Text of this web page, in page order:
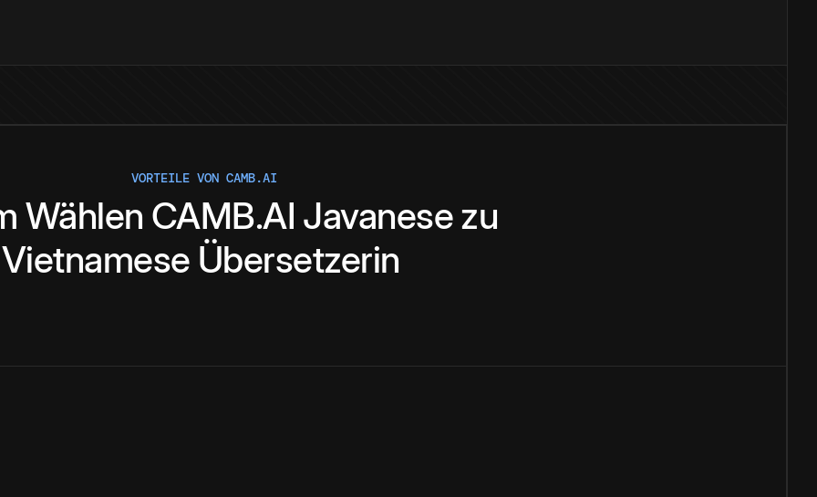
VORTEILE VON CAMB.AI
Wählen CAMB.AI Javanesezu
Vietnamese Übersetzerin